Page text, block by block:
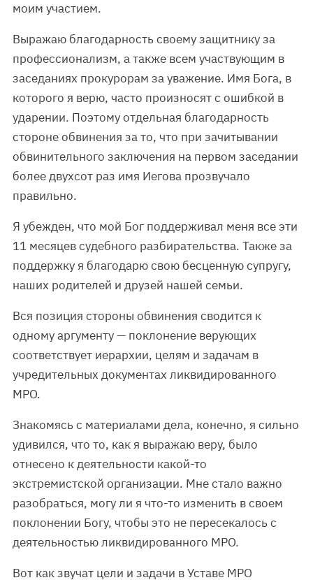
моим участием.
Выражаю благодарность своему защитнику за
профессионализм, а также всем участвующим в
заседаниях прокурорам за уважение. Имя Бога, в
которого я верю, часто произносят с ошибкой в
ударении. Поэтому отдельная благодарность
стороне обвинения за то, что при зачитывании
обвинительного заключения на первом заседании
более двухсот раз имя Иегова прозвучало
правильно.
Я убежден, что мой Бог поддерживал меня все эти
11 месяцев судебного разбирательства. Также за
поддержку я благодарю свою бесценную супругу,
наших родителей и друзей нашей семьи.
Вся позиция стороны обвинения сводится к
одному аргументу — поклонение верующих
соответствует иерархии, целям и задачам в
учредительных документах ликвидированного
МРО.
Знакомясь с материалами дела, конечно, я сильно
удивился, что то, как я выражаю веру, было
отнесено к деятельности какой-то
экстремистской организации. Мне стало важно
разобраться, могу ли я что-то изменить в своем
поклонении Богу, чтобы это не пересекалось с
деятельностью ликвидированного МРО.
Вот как звучат цели и задачи в Уставе МРО